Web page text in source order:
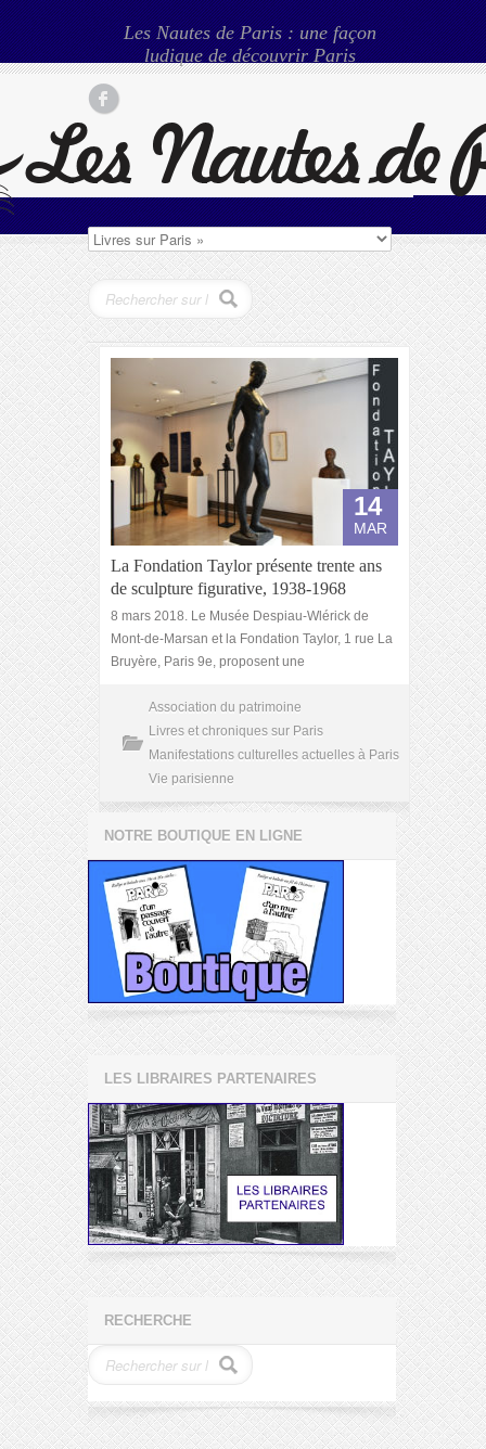
Les Nautes de Paris : une façon
ludique de découvrir Paris
14
MAR
La Fondation Taylor présente trente ans
de sculpture figurative, 1938-1968
8 mars 2018. Le Musée Despiau-Wlérick de
Mont-de-Marsan et la Fondation Taylor, 1 rue La
Bruyère, Paris 9e, proposent une
Association du patrimoine
Livres et chroniques sur Paris
Manifestations culturelles actuelles à Paris
Vie parisienne
NOTRE BOUTIQUE EN LIGNE
LES LIBRAIRES PARTENAIRES
RECHERCHE